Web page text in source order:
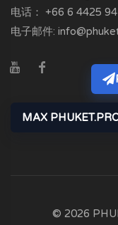
电话： +66 6 4425
电子邮件:
MAX
© 2026